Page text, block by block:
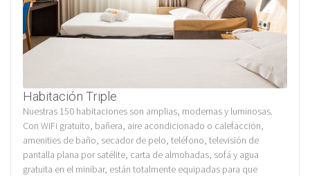
Habitación Triple
Nuestras 150 habitaciones son amplias, modernas y luminosas.
Con WiFi gratuito, bañera, aire acondicionado o calefacción,
amenities de baño, secador de pelo, teléfono, televisión de
pantalla plana por satélite, carta de almohadas, sofá y agua
gratuita en el minibar, están totalmente equipadas para que